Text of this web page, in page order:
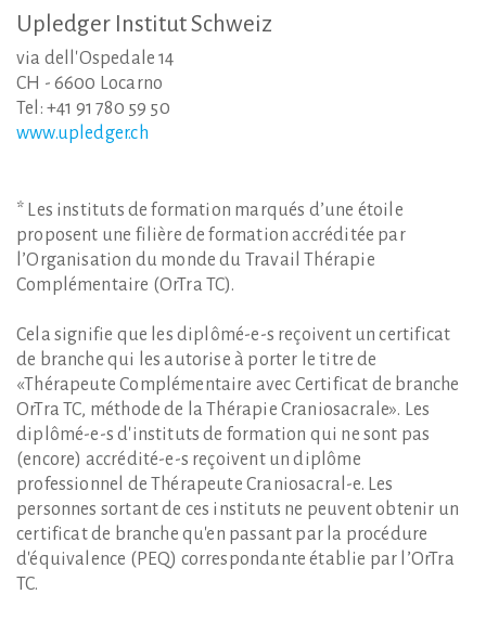
Upledger InstitutSchweiz
via dell'Ospedale 14
CH - 6600 Locarno
Tel: +41 91 780 59 50
www.upledger.ch
* Les instituts de formation marqués d’une étoile
proposent une filière de formation accréditée par
l’Organisation du monde du Travail Thérapie
Complémentaire (OrTra TC).
Cela signifie que les diplômé-e-s reçoivent un certificat
de branche qui les autorise à porter le titre de
«Thérapeute Complémentaire avec Certificat de branche
OrTra TC, méthode de la Thérapie Craniosacrale». Les
diplômé-e-s d'instituts de formation qui ne sont pas
(encore) accrédité-e-s reçoivent un diplôme
professionnel de Thérapeute Craniosacral-e. Les
personnes sortant de ces instituts ne peuvent obtenir un
certificat de branche qu'en passant par la procédure
d'équivalence (PEQ) correspondante établie par l’OrTra
TC.